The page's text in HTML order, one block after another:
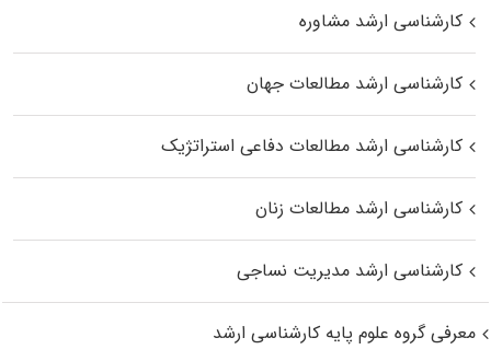
کارشناسی ارشد مشاوره
کارشناسی ارشد مطالعات جهان
کارشناسی ارشد مطالعات دفاعی استراتژیک
کارشناسی ارشد مطالعات زنان
کارشناسی ارشد مدیریت نساجی
معرفی گروه علوم پایه کارشناسی ارشد